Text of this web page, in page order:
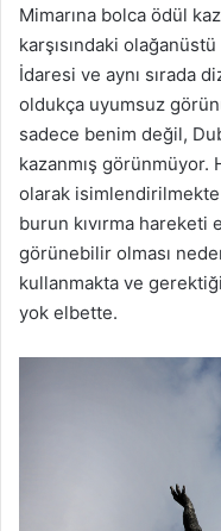
Mimarına bolca ödül
karşısındaki
İdaresi ve aynı sırada
oldukça uyumsuz
sadece benim değil,
kazanmış görünmüyor.
olarak
burun kıvırma
görünebilir olması
kullanmakta ve
yok elbette.